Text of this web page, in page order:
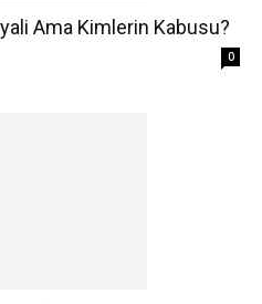
Ama Kimlerin Kabusu?
0